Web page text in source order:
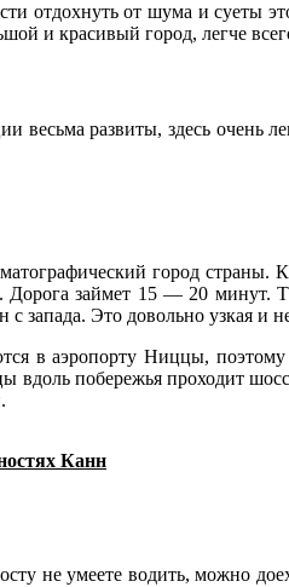
отдохнуть от шума и суеты
и красивый город, легче
весьма развиты, здесь очень
город
Дорога займет 15 — 20
Это довольно узкая и
в аэропорту Ниццы,
побережья проходит
Канн
не умеете водить, можно